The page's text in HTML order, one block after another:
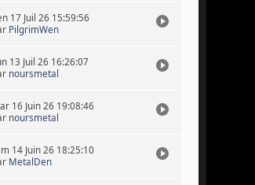
17 Juil 26 15:59:56
PilgrimWen
13 Juil 26 16:26:07
noursmetal
16 Juin 26 19:08:46
noursmetal
14 Juin 26 18:25:10
MetalDen